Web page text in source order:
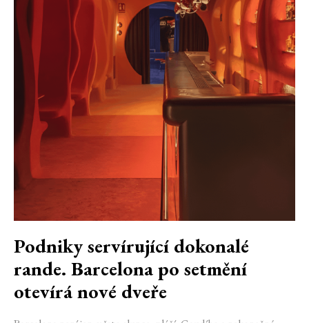
Podniky servírující dokonalé
rande. Barcelona po setmění
otevírá nové dveře